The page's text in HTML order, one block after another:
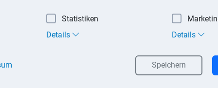
weil Kreditinstitute zahlreichen gesetzlichen
verpflichtet, wenn der Bankkunde im Verdacht steht, Geld
ein hinreichender Anlass zur Annahme der
Statistiken
Details Details
Speichern